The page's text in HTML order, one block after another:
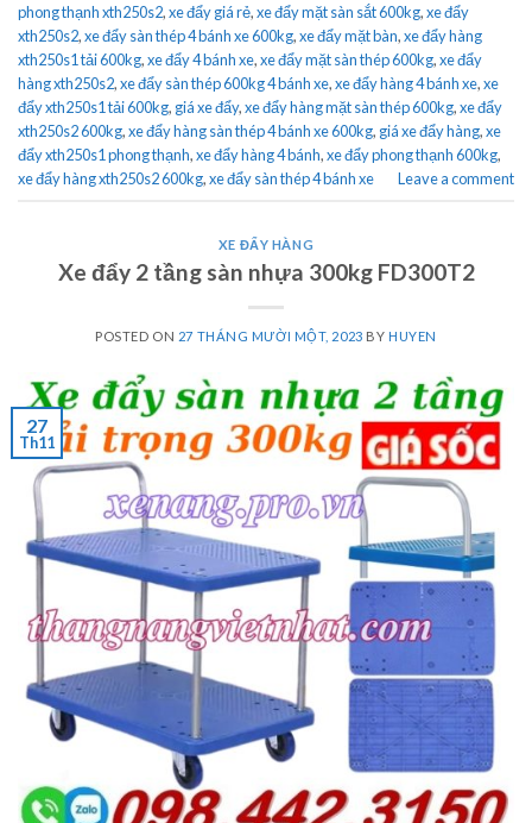
phong thạnh xth250s2,xe đẩy giá rẻ,xe đẩy mặt sàn sắt 600kg,xe đẩy
xth250s2,xe đẩy sàn thép 4 bánh xe 600kg,xe đẩy mặt bàn,xe đẩy hàng
xth250s1 tải 600kg,xe đẩy 4 bánh xe,xe đẩy mặt sàn thép 600kg,xe đẩy
hàng xth250s2,xe đẩy sàn thép 600kg 4 bánh xe,xe đẩy hàng 4 bánh xe,xe
đẩy xth250s1 tải 600kg, giá xe đẩy,xe đẩy hàng mặt sàn thép 600kg,xe đẩy
xth250s2 600kg,xe đẩy hàng sàn thép 4 bánh xe 600kg, giá xe đẩy hàng,xe
đẩy xth250s1 phong thạnh,xe đẩy hàng 4 bánh,xe đẩy phong thạnh 600kg,
xe đẩy hàng xth250s2 600kg,xe đẩy sàn thép 4 bánh xe Leave a comment
XE ĐẨY HÀNG
Xe đẩy 2 tầng sàn nhựa 300kg FD300T2
POSTED ON 27 THÁNG MƯỜI MỘT, 2023 BY HUYEN
27
Th11